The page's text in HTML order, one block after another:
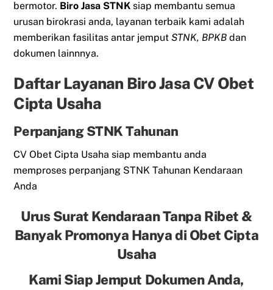
bermotor. Biro Jasa STNK siap membantu semua
urusan birokrasi anda, layanan terbaik kami adalah
memberikan fasilitas antar jemputSTNK, BPKB dan
dokumen lainnnya.
Daftar Layanan Biro Jasa CV Obet
Cipta Usaha
Perpanjang STNK Tahunan
CV Obet Cipta Usaha siap membantu anda
memproses perpanjang STNK Tahunan Kendaraan
Anda
Urus Surat Kendaraan Tanpa Ribet &
Banyak Promonya Hanya di Obet Cipta
Usaha
Kami Siap Jemput Dokumen Anda,